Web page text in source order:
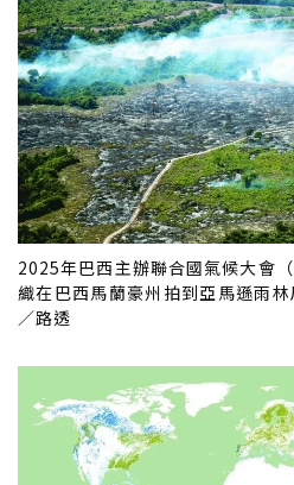
2025年巴西主辦聯合國氣候大會
織在巴西馬蘭豪州拍到亞馬遜雨
／路透